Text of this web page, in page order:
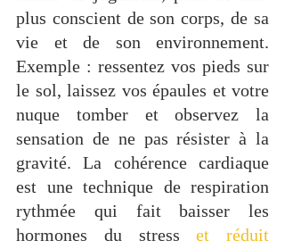
plus conscient de son corps, de sa
vie et de son environnement.
Exemple : ressentez vos pieds sur
le sol, laissez vos épaules et votre
nuque tomber et observez la
sensation de ne pas résister à la
gravité. La cohérence cardiaque
est une technique de respiration
rythmée qui fait baisser les
hormones du stress et réduit